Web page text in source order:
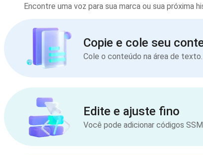
Encontre uma voz para sua marca ou sua
Copie e cole seu
Cole o conteúdo na área de
Edite e ajuste fino
Você pode adicionar códigos